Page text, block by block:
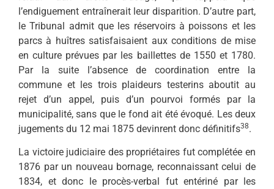
l’endiguement entraînerait leur disparition. D’autre part,
le Tribunal admit que les réservoirs à poissons et les
parcs à huîtres satisfaisaient aux conditions de mise
en culture prévues par les baillettes de 1550 et 1780.
Par la suite l’absence de coordination entre la
commune et les trois plaideurs testerins aboutit au
rejet d’un appel, puis d’un pourvoi formés par la
municipalité, sans que le fond ait été évoqué. Les deux
jugements du 12 mai 1875 devinrent donc définitifs38.
La victoire judiciaire des propriétaires fut complétée en
1876 par un nouveau bornage, reconnaissant celui de
1834, et donc le procès-verbal fut entériné par les